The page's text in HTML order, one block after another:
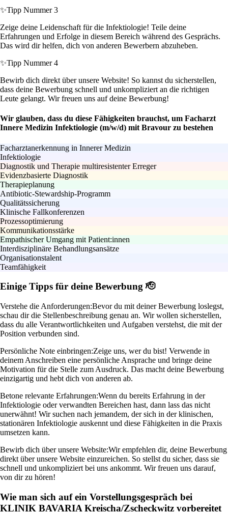
✨Tipp Nummer 3
Zeige deine Leidenschaft für die Infektiologie! Teile deine
Erfahrungen und Erfolge in diesem Bereich während des Gesprächs.
Das wird dir helfen, dich von anderen Bewerbern abzuheben.
✨Tipp Nummer 4
Bewirb dich direkt über unsere Website! So kannst du sicherstellen,
dass deine Bewerbung schnell und unkompliziert an die richtigen
Leute gelangt. Wir freuen uns auf deine Bewerbung!
Wir glauben, dass du diese Fähigkeiten brauchst, um Facharzt
Innere Medizin Infektiologie (m/w/d) mit Bravour zu bestehen
Facharztanerkennung in Innerer Medizin
Infektiologie
Diagnostik und Therapie multiresistenter Erreger
Evidenzbasierte Diagnostik
Therapieplanung
Antibiotic-Stewardship-Programm
Qualitätssicherung
Klinische Fallkonferenzen
Prozessoptimierung
Kommunikationsstärke
Empathischer Umgang mit Patient:innen
Interdisziplinäre Behandlungsansätze
Organisationstalent
Teamfähigkeit
Einige Tipps für deine Bewerbung 🫡
Verstehe die Anforderungen:Bevor du mit deiner Bewerbung loslegst,
schau dir die Stellenbeschreibung genau an. Wir wollen sicherstellen,
dass du alle Verantwortlichkeiten und Aufgaben verstehst, die mit der
Position verbunden sind.
Persönliche Note einbringen:Zeige uns, wer du bist! Verwende in
deinem Anschreiben eine persönliche Ansprache und bringe deine
Motivation für die Stelle zum Ausdruck. Das macht deine Bewerbung
einzigartig und hebt dich von anderen ab.
Betone relevante Erfahrungen:Wenn du bereits Erfahrung in der
Infektiologie oder verwandten Bereichen hast, dann lass das nicht
unerwähnt! Wir suchen nach jemandem, der sich in der klinischen,
stationären Infektiologie auskennt und diese Fähigkeiten in die Praxis
umsetzen kann.
Bewirb dich über unsere Website:Wir empfehlen dir, deine Bewerbung
direkt über unsere Website einzureichen. So stellst du sicher, dass sie
schnell und unkompliziert bei uns ankommt. Wir freuen uns darauf,
von dir zu hören!
Wie man sich auf ein Vorstellungsgespräch bei
KLINIK BAVARIA Kreischa/Zscheckwitz vorbereitet